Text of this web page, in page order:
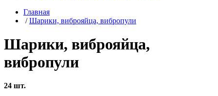
Главная
/Шарики, виброяйца, вибропули
Шарики, виброяйца,
вибропули
24 шт.